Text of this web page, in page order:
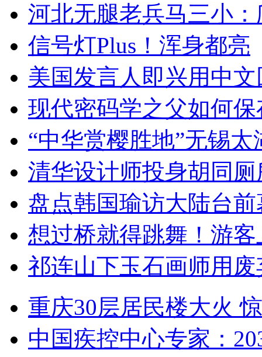
河北无腿老兵马三小
信号灯Plus！浑身都亮
美国发言人即兴用中
现代密码学之父如何
“中华赏樱胜地”无锡
清华设计师投身胡同
盘点韩国瑜访大陆台
想过桥就得跳舞！游客
祁连山下玉石画师用
重庆30层居民楼大火
中国疾控中心专家：